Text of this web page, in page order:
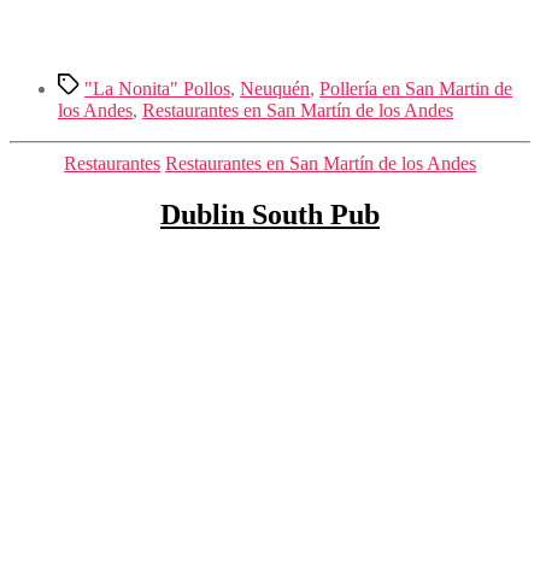
Etiquetas
"La Nonita" Pollos, Neuquén, Pollería en San Martin de
los Andes, Restaurantes en San Martín de los Andes
Categorías
Restaurantes Restaurantes en San Martín de los Andes
Dublin South Pub